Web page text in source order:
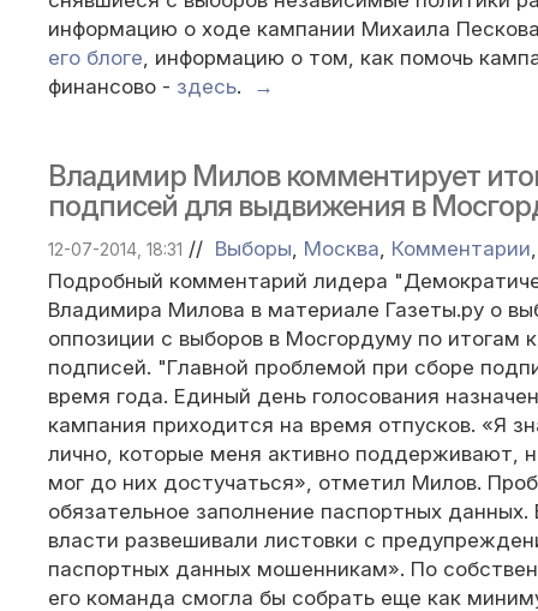
информацию о ходе кампании Михаила
его блоге, информацию о том, как помочь
финансово - здесь. →
Владимир Милов комментирует
подписей для выдвижения в
12-07-2014, 18:31 // Выборы Москва Комментарии
Подробный комментарий лидера
Владимира Милова в материале Газеты.ру о
оппозиции с выборов в Мосгордуму по итогам
подписей. "Главной проблемой при сборе
время года. Единый день голосования
кампания приходится на время отпусков. «Я
лично, которые меня активно поддерживают,
мог до них достучаться», отметил Милов.
обязательное заполнение паспортных данных.
власти развешивали листовки с
паспортных данных мошенникам». По
его команда смогла бы собрать еще как